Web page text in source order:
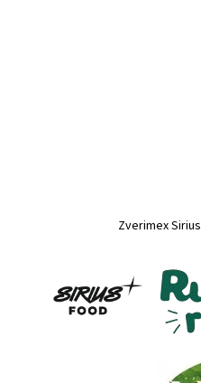
Zverimex Sirius